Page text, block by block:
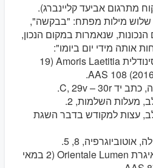
על שלוש מילות מפתח: "בבקשה",
שנאמרות במקום הנכון,
אותה מידי יום ביומו":
פרנציסקוס, איגרת בתר-סינודלית Amoris Laetitia (19
עצות למקודש בדבר השגת
[112] יוחנן פאולוס השני, איגרת Orientale Lumen (2 במאי